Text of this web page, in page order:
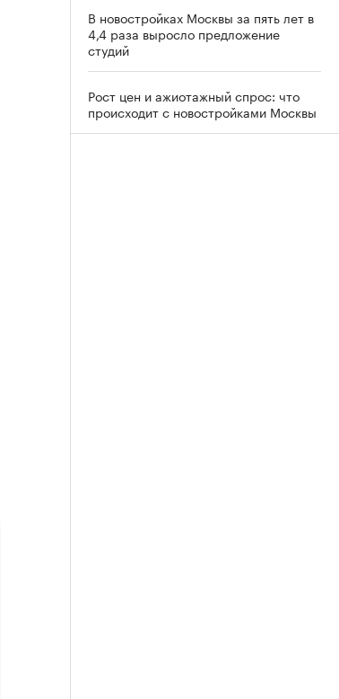
В новостройках Москвы за пять лет в
4,4 раза выросло предложение
студий
Рост цен и ажиотажный спрос: что
происходит с новостройками Москвы